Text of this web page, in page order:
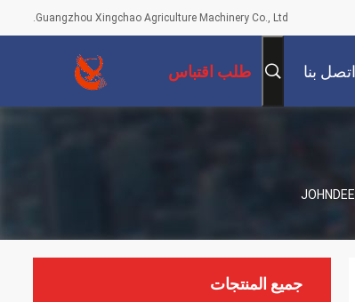
Guangzhou Xingchao Agriculture Machinery Co., Ltd.
اتصل بنا طلب اقتباس
جميع المنتجات